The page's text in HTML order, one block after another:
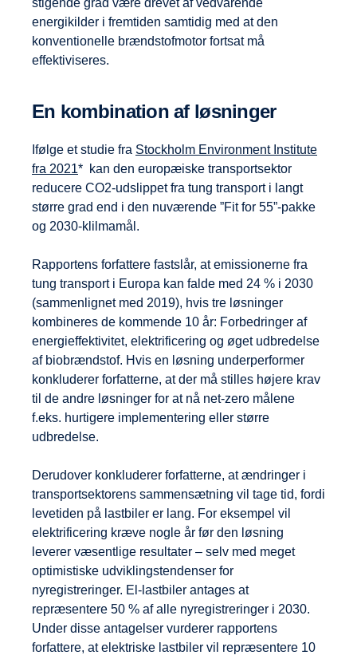
stigende grad være drevet af vedvarende
energikilder i fremtiden samtidig med at den
konventionelle brændstofmotor fortsat må
effektiviseres.
En kombination af løsninger
Ifølge et studie fra Stockholm Environment Institute
fra 2021* kan den europæiske transportsektor
reducere CO2-udslippet fra tung transport i langt
større grad end i den nuværende ”Fit for 55”-pakke
og 2030-klilmamål.
Rapportens forfattere fastslår, at emissionerne fra
tung transport i Europa kan falde med 24 % i 2030
(sammenlignet med 2019), hvis tre løsninger
kombineres de kommende 10 år: Forbedringer af
energieffektivitet, elektrificering og øget udbredelse
af biobrændstof. Hvis en løsning underperformer
konkluderer forfatterne, at der må stilles højere krav
til de andre løsninger for at nå net-zero målene
f.eks. hurtigere implementering eller større
udbredelse.
Derudover konkluderer forfatterne, at ændringer i
transportsektorens sammensætning vil tage tid, fordi
levetiden på lastbiler er lang. For eksempel vil
elektrificering kræve nogle år før den løsning
leverer væsentlige resultater – selv med meget
optimistiske udviklingstendenser for
nyregistreringer. El-lastbiler antages at
repræsentere 50 % af alle nyregistreringer i 2030.
Under disse antagelser vurderer rapportens
forfattere, at elektriske lastbiler vil repræsentere 10